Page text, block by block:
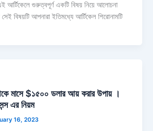
গুরুত্বপূর্ণ একটি বিষয় নিয়ে আলোচনা
বিষয়টি আপনারা ইতিমধ্যে আর্টিকেল শিরোনামটি
মাসে $১৫০০ ডলার আয় করার উপায় ।
এর নিয়ম
16, 2023